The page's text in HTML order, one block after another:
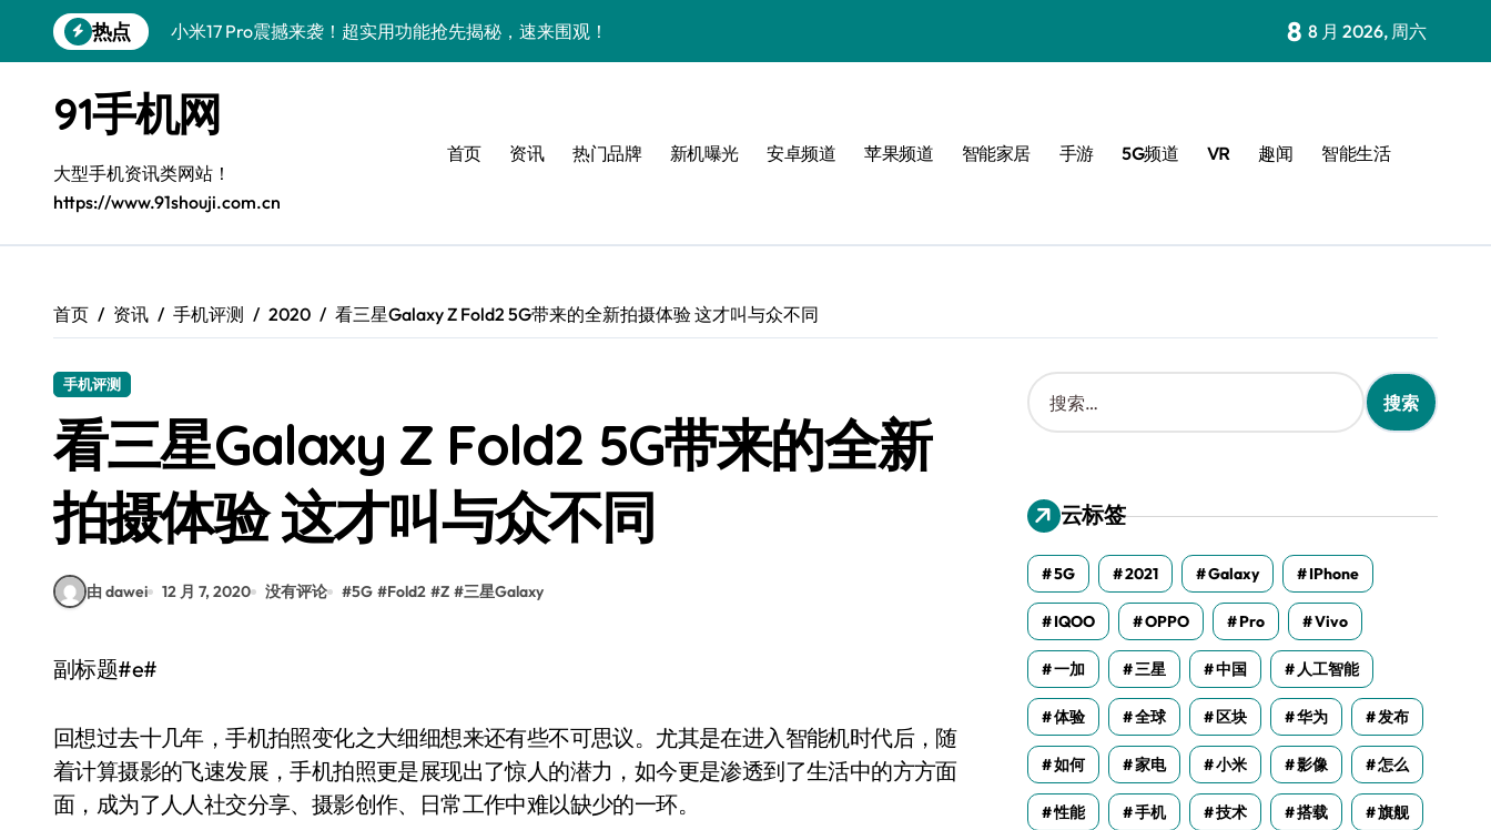
到
热点
小米17 Pro震撼来袭！超实用功能抢先揭秘，速来围观！
三星Galaxy Z Fold7抢先揭秘！手机管家带你探新亮点
S25 Ultra颜值炸裂！定制主题潮翻全场
Galaxy S24+登场，解锁手机美颜新境界！
S26+颜值暴增！机皇美颜秘籍大公开
三星Galaxy S26美颜秘籍，一键打造专属风格！
8 8 月 2026, 周六
91手机网
大型手机资讯类网站！
https://www.91shouji.com.cn
首页 资讯 热门品牌 新机曝光 安卓频道 苹果频道 智能家居 手游 5G频道 VR 趣闻 智能生活
首页 资讯 手机评测 2020 看三星Galaxy Z Fold2 5G带来的全新拍摄体验 这才叫与众不同
手机评测
看三星Galaxy Z Fold2 5G带来的全新
拍摄体验 这才叫与众不同
由 dawei 12 月 7, 2020 没有评论 #5G #Fold2 #Z #三星Galaxy
副标题#e#
回想过去十几年，手机拍照变化之大细细想来还有些不可思议。尤其是在进入智能机时代后，随
着计算摄影的飞速发展，手机拍照更是展现出了惊人的潜力，如今更是渗透到了生活中的方方面
面，成为了人人社交分享、摄影创作、日常工作中难以缺少的一环。
搜
索
：
云标签
5G 2021 Galaxy IPhone
IQOO OPPO Pro Vivo
一加 三星 中国 人工智能
体验 全球 区块 华为 发布
如何 家电 小米 影像 怎么
性能 手机 技术 搭载 旗舰